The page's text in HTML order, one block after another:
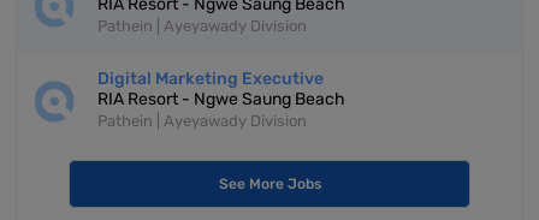
RIA Resort - Ngwe Saung Beach
Pathein | Ayeyawady Division
Digital Marketing Executive
RIA Resort - Ngwe Saung Beach
Pathein | Ayeyawady Division
See More Jobs